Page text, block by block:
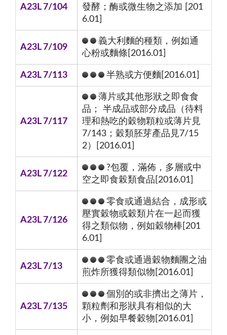
A23L 7/104
發酵；酶或微生物之添加 [201
6.01]
A23L 7/109
義大利麵的種類，例如通
心粉或麵條[2016.01]
A23L 7/113 半熟或方便麵[2016.01]
A23L 7/117
薄片或其他形狀之即食食
品； 半成品或部分成品（待料
理和熱吃的穀物顆粒或薄片見
7/143；穀類胚芽產品見7/15
2）[2016.01]
A23L 7/122
?包覆，滿佈，多層或中
空之即食榖類食品[2016.01]
A23L 7/126
零食或通過結合，成形或
壓實穀物或穀類片在一起而獲
得之類似物，例如穀物棒[201
6.01]
A23L 7/13
零食或通過穀物麵團之油
煎炸所獲得類似物[2016.01]
A23L 7/135
個別的或非擠出之薄片，
顆粒劑和形狀具有相似的大
小，例如早餐穀物[2016.01]